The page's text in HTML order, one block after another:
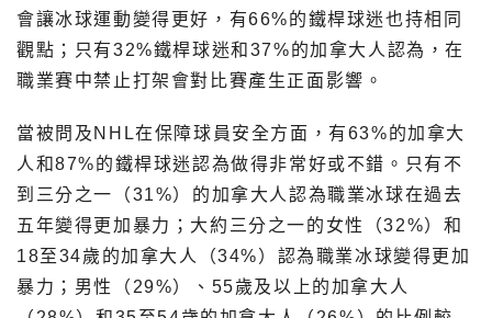
會讓冰球運動變得更好，有66%的鐵桿球迷也持相同
觀點；只有32%鐵桿球迷和37%的加拿大人認為，在
職業賽中禁止打架會對比賽產生正面影響。
當被問及NHL在保障球員安全方面，有63%的加拿大
人和87%的鐵桿球迷認為做得非常好或不錯。只有不
到三分之一（31%）的加拿大人認為職業冰球在過去
五年變得更加暴力；大約三分之一的女性（32%）和
18至34歲的加拿大人（34%）認為職業冰球變得更加
暴力；男性（29%）、55歲及以上的加拿大人